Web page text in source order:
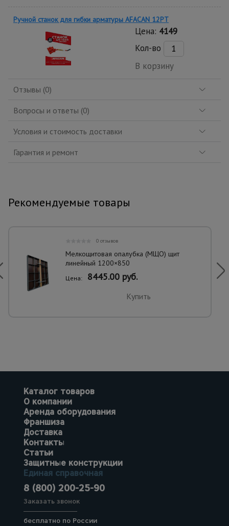
Ручной станок для гибки арматуры AFACAN 12PT
Цена: 4149
Кол-во
В корзину
Отзывы (0)
Вопросы и ответы (0)
Условия и стоимость доставки
Гарантия и ремонт
Рекомендуемые товары
0 отзывов
Мелкощитовая опалубка (МЩО) щит
линейный 1200×850
Цена: 8445.00 руб.
Купить
Каталог товаров
О компании
Аренда оборудования
Франшиза
Доставка
Контакты
Статьи
Защитные конструкции
Единая справочная
8 (800) 200-25-90
Заказать звонок
бесплатно по России